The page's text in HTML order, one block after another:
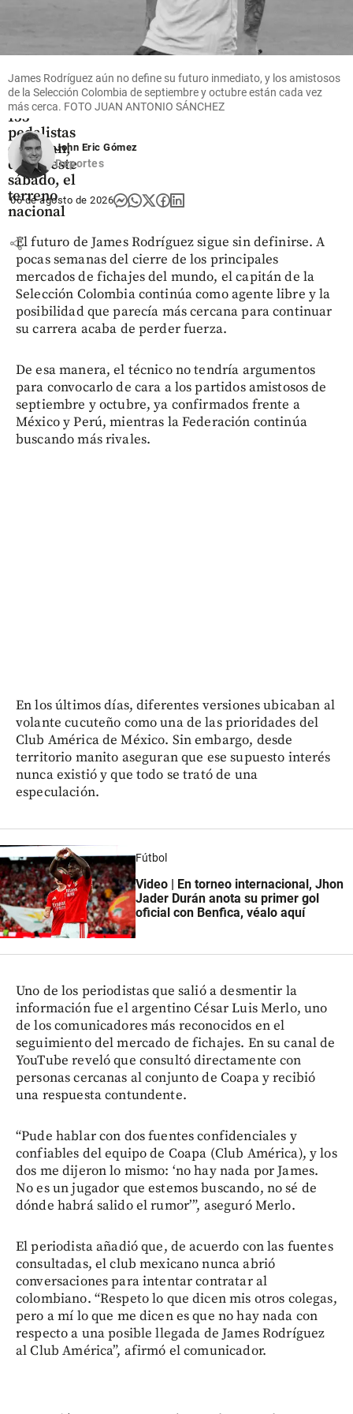
Arranca
la Vuelta
a
Colombia:
153
pedalistas
desafían,
desde este
sábado, el
terreno
nacional
share
James Rodríguez aún no define su futuro inmediato, y los amistosos
de la Selección Colombia de septiembre y octubre están cada vez
más cerca. FOTO JUAN ANTONIO SÁNCHEZ
John Eric Gómez
Deportes
06 de agosto de 2026
El futuro de James Rodríguez sigue sin definirse. A
pocas semanas del cierre de los principales
mercados de fichajes del mundo, el capitán de la
Selección Colombia continúa como agente libre y la
posibilidad que parecía más cercana para continuar
su carrera acaba de perder fuerza.
De esa manera, el técnico no tendría argumentos
para convocarlo de cara a los partidos amistosos de
septiembre y octubre, ya confirmados frente a
México y Perú, mientras la Federación continúa
buscando más rivales.
En los últimos días, diferentes versiones ubicaban al
volante cucuteño como una de las prioridades del
Club América de México. Sin embargo, desde
territorio manito aseguran que ese supuesto interés
nunca existió y que todo se trató de una
especulación.
Fútbol
Video | En torneo internacional, Jhon
Jader Durán anota su primer gol
oficial con Benfica, véalo aquí
Uno de los periodistas que salió a desmentir la
información fue el argentino César Luis Merlo, uno
de los comunicadores más reconocidos en el
seguimiento del mercado de fichajes. En su canal de
YouTube reveló que consultó directamente con
personas cercanas al conjunto de Coapa y recibió
una respuesta contundente.
“Pude hablar con dos fuentes confidenciales y
confiables del equipo de Coapa (Club América), y los
dos me dijeron lo mismo: ‘no hay nada por James.
No es un jugador que estemos buscando, no sé de
dónde habrá salido el rumor’”, aseguró Merlo.
El periodista añadió que, de acuerdo con las fuentes
consultadas, el club mexicano nunca abrió
conversaciones para intentar contratar al
colombiano. “Respeto lo que dicen mis otros colegas,
pero a mí lo que me dicen es que no hay nada con
respecto a una posible llegada de James Rodríguez
al Club América”, afirmó el comunicador.